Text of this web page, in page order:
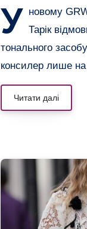
У новому
Тарік
тонального
консилер лише
Читати далі